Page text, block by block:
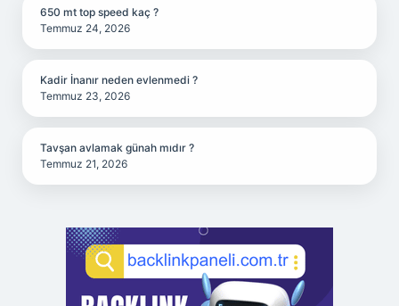
650 mt top speed kaç ?
Temmuz 24, 2026
Kadir İnanır neden evlenmedi ?
Temmuz 23, 2026
Tavşan avlamak günah mıdır ?
Temmuz 21, 2026